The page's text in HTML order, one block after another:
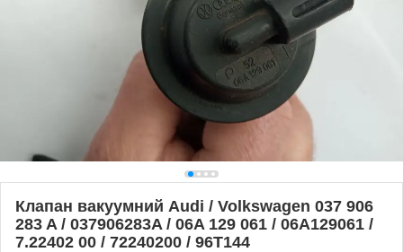
Клапан вакуумний Audi / Volkswagen 037 906
283 A / 037906283A / 06A 129 061 / 06A129061 /
7.22402 00 / 72240200 / 96T144